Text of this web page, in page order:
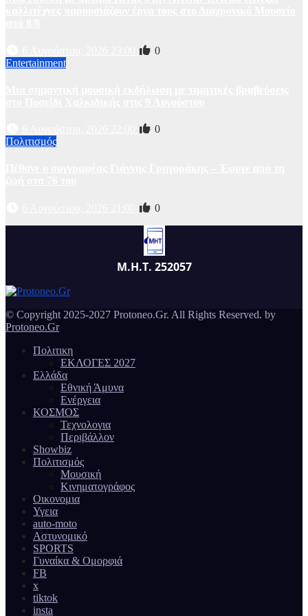
0
Entertainment
0
Πολιτισμός
0
Μ.Η.Τ. 252057
© Copyright 2025-2027 Protoneo.Gr. All Rights Reserved. by
Protoneo.Gr
Πολιτικη
ΕΚΛΟΓΕΣ 2027
Ελλάδα
Εθνική Άμυνα
Ενέργεια
ΚΟΣΜΟΣ
Τεχνολογια
Περιβάλλον
Showbiz
Πολιτισμός
Μουσική
Κινηματογράφος
Οικονομια
Υγεια
auto-moto
Αστυνομικό
SPORTS
Γυναίκα & Ομορφιά
FB
x
tiktok
insta